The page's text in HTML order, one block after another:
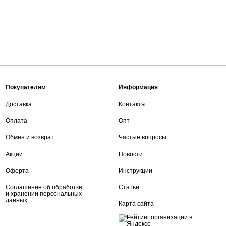
Покупателям
Доставка
Оплата
Обмен и возврат
Акции
Оферта
Соглашение об обработке
и хранении персональных
данных
Информация
Контакты
Опт
Частые вопросы
Новости
Инструкции
Статьи
Карта сайта